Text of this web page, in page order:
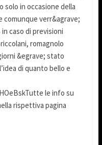
solo in occasione della
comunque verr&agrave;
caso di previsioni
romagnolo
&egrave; stato
di quanto bello e
le info su
rispettiva pagina